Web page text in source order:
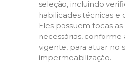
seleção, incluindo
habilidades técnicas e
Eles possuem todas
necessárias, conforme
vigente, para atuar no
impermeabilização.